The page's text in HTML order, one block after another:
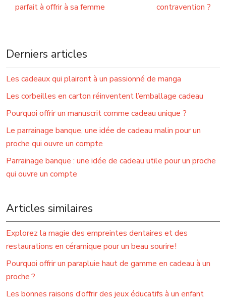
parfait à offrir à sa femme
contravention ?
Derniers articles
Les cadeaux qui plairont à un passionné de manga
Les corbeilles en carton réinventent l’emballage cadeau
Pourquoi offrir un manuscrit comme cadeau unique ?
Le parrainage banque, une idée de cadeau malin pour un
proche qui ouvre un compte
Parrainage banque : une idée de cadeau utile pour un proche
qui ouvre un compte
Articles similaires
Explorez la magie des empreintes dentaires et des
restaurations en céramique pour un beau sourire !
Pourquoi offrir un parapluie haut de gamme en cadeau à un
proche ?
Les bonnes raisons d’offrir des jeux éducatifs à un enfant